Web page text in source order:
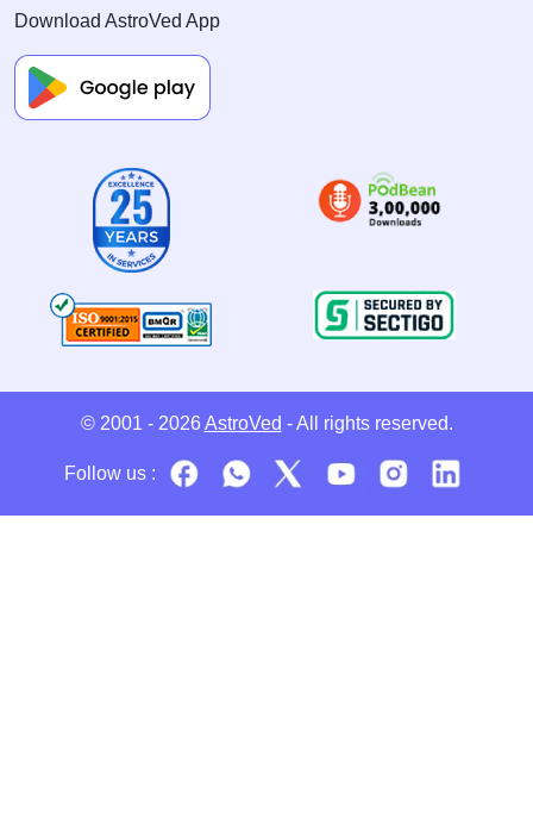
Download AstroVed App
© 2001 - 2026 AstroVed - All rights reserved.
Follow us :